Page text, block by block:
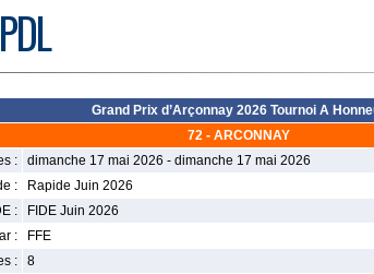
Grand Prix d’Arçonnay 2026 Tournoi A
72 - ARCONNAY
:
dimanche 17 mai 2026 - dimanche 17 mai 2026
:
Rapide Juin 2026
:
FIDE Juin 2026
:
FFE
:
8